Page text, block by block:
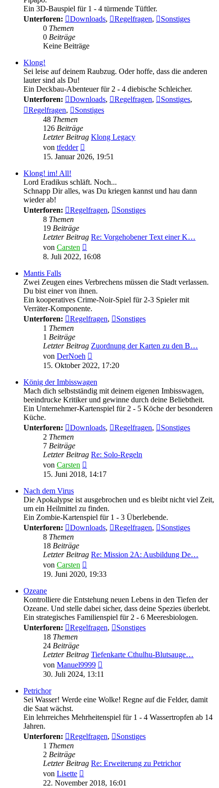
Ein 3D-Bauspiel für 1 - 4 türmende Tüftler.
Unterforen:
Downloads, Regelfragen,
Sonstiges
0 Themen
0 Beiträge
Keine Beiträge
Klong!
Sei leise auf deinem Raubzug. Oder hoffe, dass die anderen
lauter sind als Du!
Ein Deckbau-Abenteuer für 2 - 4 diebische Schleicher.
Unterforen:
Downloads, Regelfragen, Sonstiges,
Regelfragen,
Sonstiges
48 Themen
126 Beiträge
Letzter Beitrag Klong Legacy
von tfedder
Beitrag
15. Januar 2026, 19:51
Klong! im! All!
Lord Eradikus schläft. Noch...
Schnapp Dir alles, was Du kriegen kannst und hau dann
wieder ab!
Unterforen:
Regelfragen,
Sonstiges
8 Themen
19 Beiträge
Letzter Beitrag Re: Vorgehobener Text einer K…
von Carsten
Beitrag
8. Juli 2022, 16:08
Mantis Falls
Zwei Zeugen eines Verbrechens müssen die Stadt verlassen.
Du bist einer von ihnen.
Ein kooperatives Crime-Noir-Spiel für 2-3 Spieler mit
Verräter-Komponente.
Unterforen:
Regelfragen,
Sonstiges
1 Themen
1 Beiträge
Letzter Beitrag Zuordnung der Karten zu den B…
von DerNoeh
Beitrag
15. Oktober 2022, 17:20
König der Imbisswagen
Mach dich selbstständig mit deinem eigenen Imbisswagen,
beeindrucke Kritiker und gewinne durch deine Beliebtheit.
Ein Unternehmer-Kartenspiel für 2 - 5 Köche der besonderen
Küche.
Unterforen:
Downloads, Regelfragen,
Sonstiges
2 Themen
7 Beiträge
Letzter Beitrag Re: Solo-Regeln
von Carsten
Beitrag
15. Juni 2018, 14:17
Nach dem Virus
Die Apokalypse ist ausgebrochen und es bleibt nicht viel Zeit,
um ein Heilmittel zu finden.
Ein Zombie-Kartenspiel für 1 - 3 Überlebende.
Unterforen:
Downloads, Regelfragen,
Sonstiges
8 Themen
18 Beiträge
Letzter Beitrag Re: Mission 2A: Ausbildung De…
von Carsten
Beitrag
19. Juni 2020, 19:33
Ozeane
Kontrolliere die Entstehung neuen Lebens in den Tiefen der
Ozeane. Und stelle dabei sicher, dass deine Spezies überlebt.
Ein strategisches Familienspiel für 2 - 6 Meeresbiologen.
Unterforen:
Regelfragen,
Sonstiges
18 Themen
24 Beiträge
Letzter Beitrag Tiefenkarte Cthulhu-Blutsauge…
von Manuel9999
Beitrag
30. Juli 2024, 13:11
Petrichor
Sei Wasser! Werde eine Wolke! Regne auf die Felder, damit
die Saat wächst.
Ein lehrreiches Mehrheitenspiel für 1 - 4 Wassertropfen ab 14
Jahren.
Unterforen:
Regelfragen,
Sonstiges
1 Themen
2 Beiträge
Letzter Beitrag Re: Erweiterung zu Petrichor
von Lisette
Beitrag
22. November 2018, 16:01